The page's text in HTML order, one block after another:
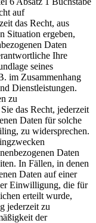
auf
das Recht, aus
Situation ergeben,
Daten
Ihre
seines
im Zusammenhang
Dienstleistungen.
zu
das Recht, jederzeit
Daten für solche
zu widersprechen.
Daten
In Fällen, in denen
Daten auf einer
Einwilligung, die für
erteilt wurde,
jederzeit zu
der